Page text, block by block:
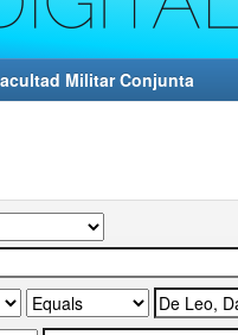
Militar Conjunta